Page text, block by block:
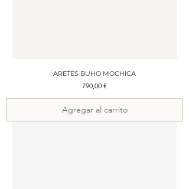
ARETES BUHO MOCHICA
Precio
790,00 €
Agregar al carrito